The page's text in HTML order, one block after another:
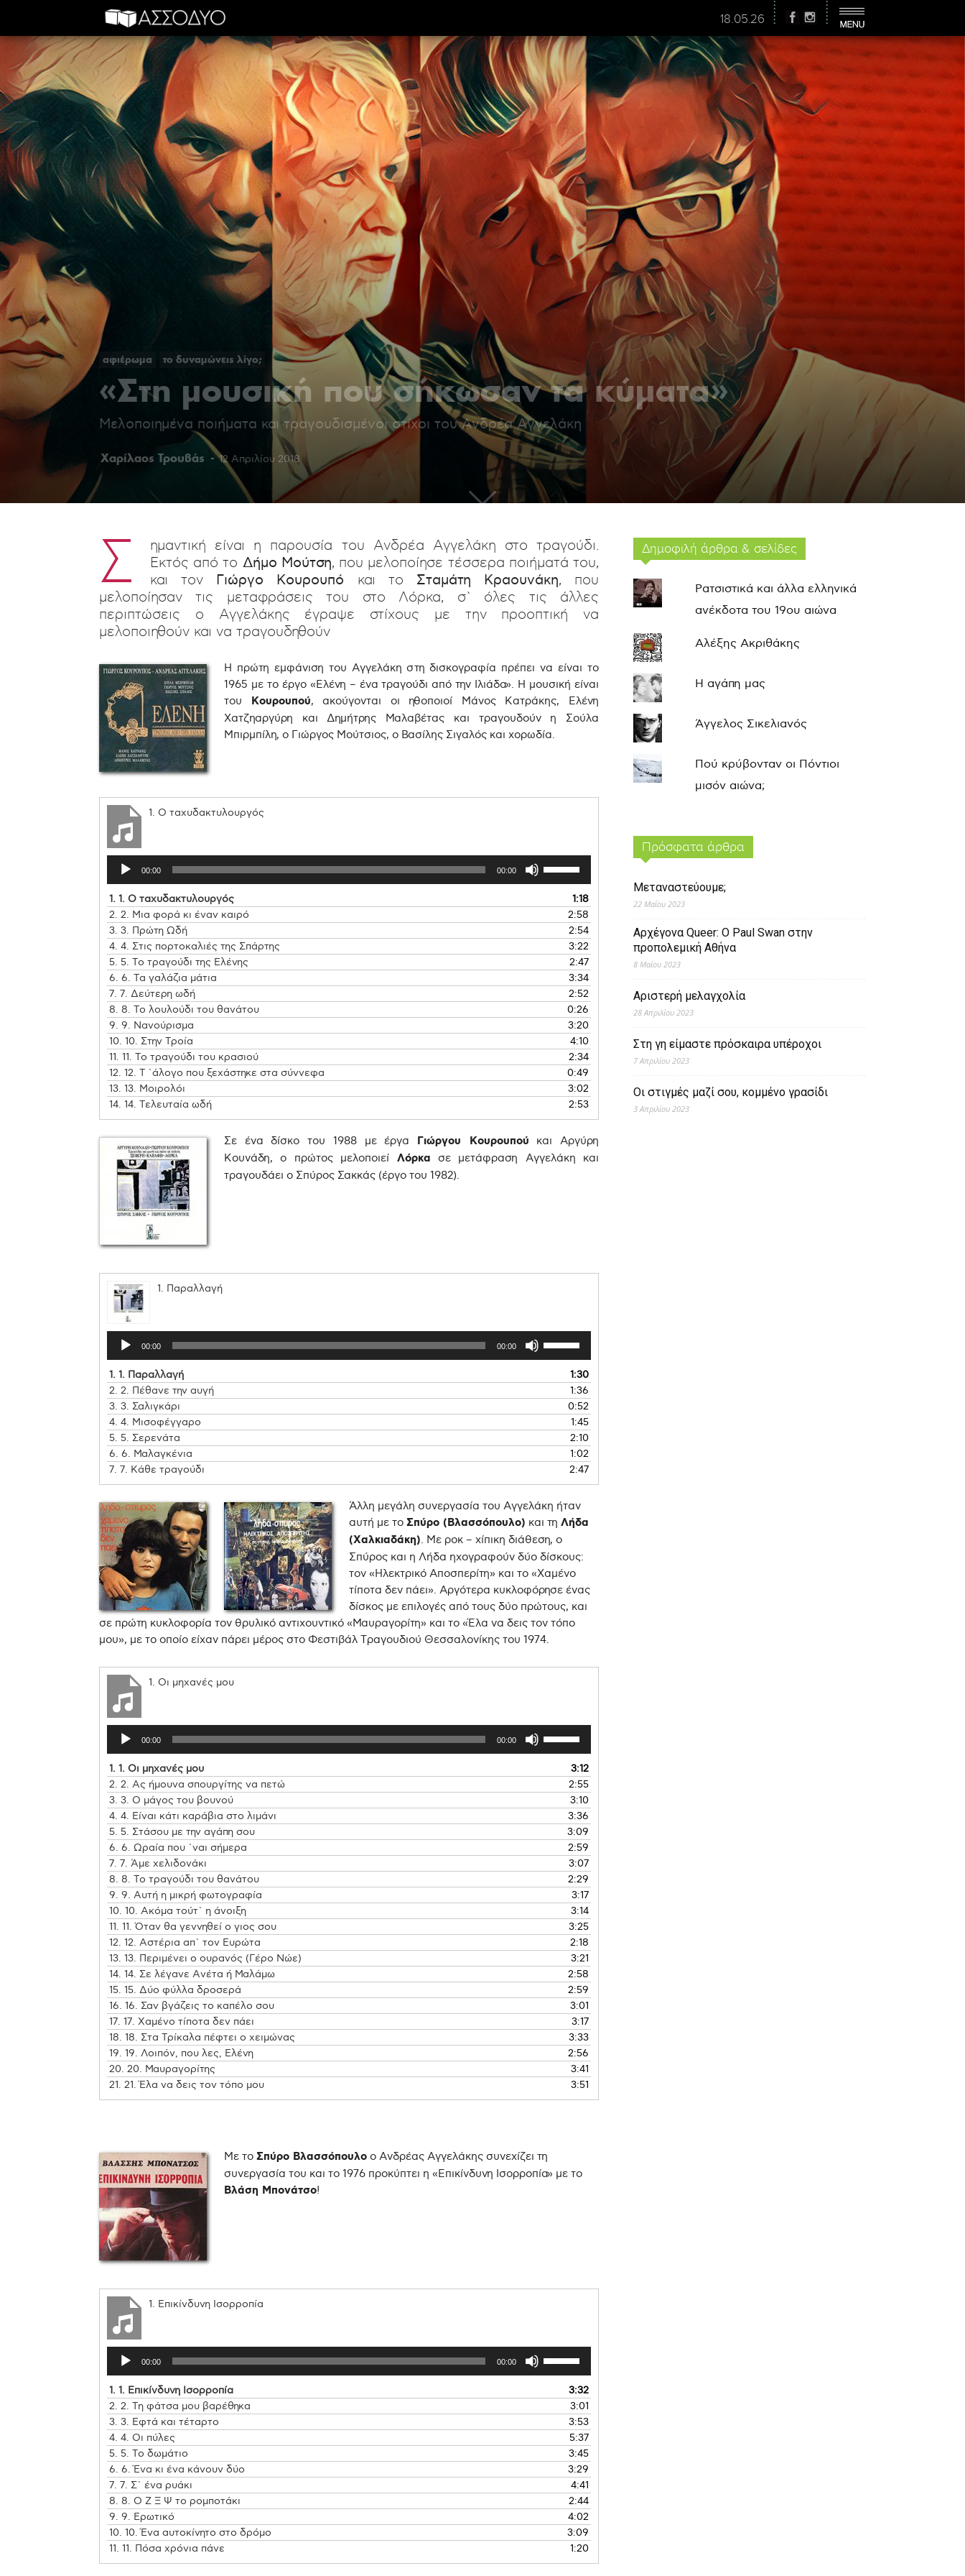
18.05.26
αφιέρωμα το δυναμώνεις λίγο;
«Στη μουσική που σήκωσαν τα κύματα»
Μελοποιημένα ποιήματα και τραγουδισμένοι στίχοι του Ανδρέα Αγγελάκη
Χαρίλαος Τρουβάς - 12 Απριλίου 2018
Σ
ημαντική είναι η παρουσία του Ανδρέα Αγγελάκη στο τραγούδι.
Εκτός από το Δήμο Μούτση, που μελοποίησε τέσσερα ποιήματά του,
και τον
Γιώργο Κουρουπό και το Σταμάτη Κραουνάκη, που
μελοποίησαν τις μεταφράσεις του στο Λόρκα, σ` όλες τις άλλες
περιπτώσεις ο Αγγελάκης έγραψε στίχους με την προοπτική να
μελοποιηθούν και να τραγουδηθούν
Η πρώτη εμφάνιση του Αγγελάκη στη δισκογραφία πρέπει να είναι το
1965 με το έργο «Ελένη – ένα τραγούδι από την Ιλιάδα». Η μουσική είναι
του Κουρουπού, ακούγονται οι ηθοποιοί Μάνος Κατράκης, Ελένη
Χατζηαργύρη και Δημήτρης Μαλαβέτας και τραγουδούν η Σούλα
Μπιρμπίλη, ο Γιώργος Μούτσιος, ο Βασίλης Σιγαλός και χορωδία.
1. Ο ταχυδακτυλουργός
00:00 00:00
1. 1. Ο ταχυδακτυλουργός
1:18
2. 2. Μια φορά κι έναν καιρό
2:58
3. 3. Πρώτη Ωδή
2:54
4. 4. Στις πορτοκαλιές της Σπάρτης
3:22
5. 5. Το τραγούδι της Ελένης
2:47
6. 6. Τα γαλάζια μάτια
3:34
7. 7. Δεύτερη ωδή
2:52
8. 8. Το λουλούδι του θανάτου
0:26
9. 9. Νανούρισμα
3:20
10. 10. Στην Τροία
4:10
11. 11. Το τραγούδι του κρασιού
2:34
12. 12. Τ `άλογο που ξεχάστηκε στα σύννεφα
0:49
13. 13. Μοιρολόι
3:02
14. 14. Τελευταία ωδή 2:53
Σε ένα δίσκο του 1988 με έργα Γιώργου Κουρουπού καιΑργύρη
Κουνάδη, ο πρώτος μελοποιεί Λόρκα σε μετάφραση Αγγελάκη και
τραγουδάει ο Σπύρος Σακκάς (έργο του 1982).
1. Παραλλαγή
00:00 00:00
1. 1. Παραλλαγή
1:30
2. 2. Πέθανε την αυγή
1:36
3. 3. Σαλιγκάρι
0:52
4. 4. Μισοφέγγαρο
1:45
5. 5. Σερενάτα
2:10
6. 6. Μαλαγκένια
1:02
7. 7. Κάθε τραγούδι 2:47
Άλλη μεγάλη συνεργασία του Αγγελάκη ήταν
αυτή με το Σπύρο (Βλασσόπουλο) και τη Λήδα
(Χαλκιαδάκη). Με ροκ – χίπικη διάθεση, ο
Σπύρος και η Λήδα ηχογραφούν δύο δίσκους:
τον «Ηλεκτρικό Αποσπερίτη» και το «Χαμένο
τίποτα δεν πάει». Αργότερα κυκλοφόρησε ένας
δίσκος με επιλογές από τους δύο πρώτους, και
σε πρώτη κυκλοφορία τον θρυλικό αντιχουντικό «Μαυραγορίτη» και το «Έλα να δεις τον τόπο
μου», με το οποίο είχαν πάρει μέρος στο Φεστιβάλ Τραγουδιού Θεσσαλονίκης του 1974.
1. Οι μηχανές μου
00:00 00:00
1. 1. Οι μηχανές μου
3:12
2. 2. Ας ήμουνα σπουργίτης να πετώ
2:55
3. 3. Ο μάγος του βουνού
3:10
4. 4. Είναι κάτι καράβια στο λιμάνι
3:36
5. 5. Στάσου με την αγάπη σου
3:09
6. 6. Ωραία που `ναι σήμερα
2:59
7. 7. Άμε χελιδονάκι
3:07
8. 8. Το τραγούδι του θανάτου
2:29
9. 9. Αυτή η μικρή φωτογραφία
3:17
10. 10. Ακόμα τούτ` η άνοιξη
3:14
11. 11. Όταν θα γεννηθεί ο γιος σου
3:25
12. 12. Αστέρια απ` τον Ευρώτα
2:18
13. 13. Περιμένει ο ουρανός (Γέρο Νώε)
3:21
14. 14. Σε λέγανε Ανέτα ή Μαλάμω
2:58
15. 15. Δύο φύλλα δροσερά
2:59
16. 16. Σαν βγάζεις το καπέλο σου
3:01
17. 17. Χαμένο τίποτα δεν πάει
3:17
18. 18. Στα Τρίκαλα πέφτει ο χειμώνας
3:33
19. 19. Λοιπόν, που λες, Ελένη
2:56
20. 20. Μαυραγορίτης
3:41
21. 21. Έλα να δεις τον τόπο μου 3:51
Με το Σπύρο Βλασσόπουλο ο Ανδρέας Αγγελάκης συνεχίζει τη
συνεργασία του και το 1976 προκύπτει η «Επικίνδυνη Ισορροπία» με το
Βλάση Μπονάτσο!
1. Επικίνδυνη Ισορροπία
00:00 00:00
1. 1. Επικίνδυνη Ισορροπία
3:32
2. 2. Τη φάτσα μου βαρέθηκα
3:01
3. 3. Εφτά και τέταρτο
3:53
4. 4. Οι πύλες
5:37
5. 5. Το δωμάτιο
3:45
6. 6. Ένα κι ένα κάνουν δύο
3:29
7. 7. Σ` ένα ρυάκι
4:41
8. 8. Ο Ζ Ξ Ψ το ρομποτάκι
2:44
9. 9. Ερωτικό
4:02
10. 10. Ένα αυτοκίνητο στο δρόμο
3:09
11. 11. Πόσα χρόνια πάνε 1:20
Δημοφιλή άρθρα & σελίδες
Ρατσιστικά και άλλα ελληνικά
ανέκδοτα του 19ου αιώνα
Αλέξης Ακριθάκης
Η αγάπη μας
Άγγελος Σικελιανός
Πού κρύβονταν οι Πόντιοι
μισόν αιώνα;
Πρόσφατα άρθρα
Μεταναστεύουμε;
22 Μαΐου 2023
Αρχέγονα Queer: O Paul Swan στην
προπολεμική Αθήνα
8 Μαΐου 2023
Αριστερή μελαγχολία
28 Απριλίου 2023
Στη γη είμαστε πρόσκαιρα υπέροχοι
7 Απριλίου 2023
Οι στιγμές μαζί σου, κομμένο γρασίδι
3 Απριλίου 2023